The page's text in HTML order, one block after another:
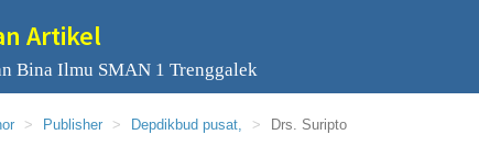
Artikel
Bina Ilmu SMAN 1 Trenggalek
Publisher Depdikbud pusat, Drs. Suripto